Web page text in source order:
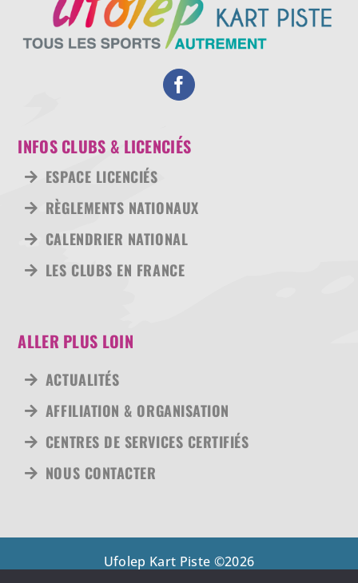
INFOS CLUBS & LICENCIÉS
ESPACE LICENCIÉS
RÈGLEMENTS NATIONAUX
CALENDRIER NATIONAL
LES CLUBS EN FRANCE
ALLER PLUS LOIN
ACTUALITÉS
AFFILIATION & ORGANISATION
CENTRES DE SERVICES CERTIFIÉS
NOUS CONTACTER
Ufolep Kart Piste ©2026